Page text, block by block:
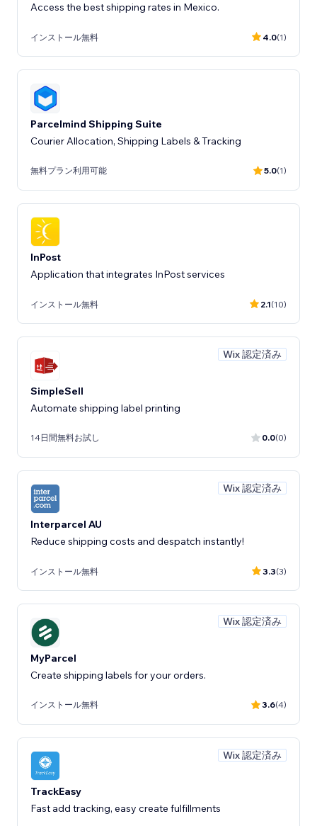
Access the best shipping rates in Mexico.
インストール無料 4.0(1)
Parcelmind Shipping Suite
Courier Allocation, Shipping Labels & Tracking
無料プラン利用可能 5.0(1)
InPost
Application that integrates InPost services
インストール無料 2.1(10)
Wix 認定済み
SimpleSell
Automate shipping label printing
14日間無料お試し 0.0(0)
Wix 認定済み
Interparcel AU
Reduce shipping costs and despatch instantly!
インストール無料 3.3(3)
Wix 認定済み
MyParcel
Create shipping labels for your orders.
インストール無料 3.6(4)
Wix 認定済み
TrackEasy
Fast add tracking, easy create fulfillments